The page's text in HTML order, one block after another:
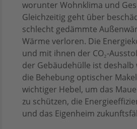
worunter Wohnklima und
Gleichzeitig geht über
schlecht gedämmte
Wärme verloren. Die
und mit ihnen der CO₂-
der Gebäudehülle ist
die Behebung optischer
wichtiger Hebel, um das
zu schützen, die
und das Eigenheim